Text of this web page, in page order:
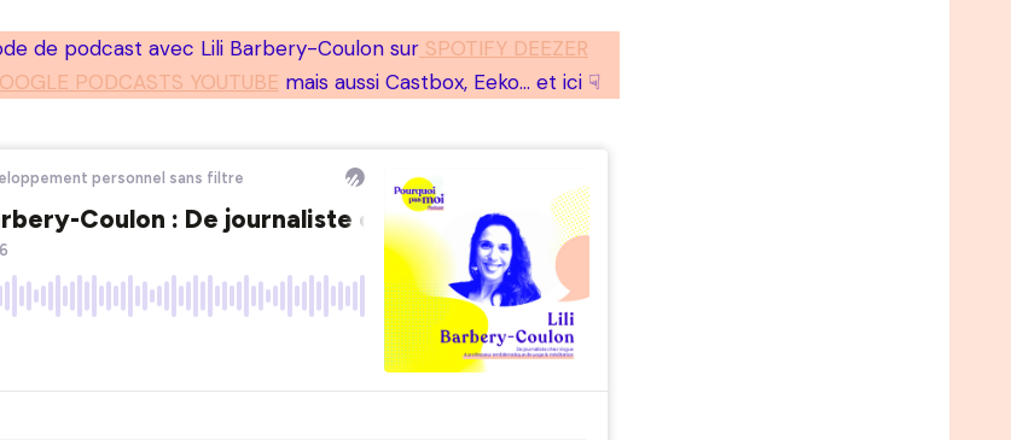
de podcast avec Lili Barbery-Coulon sur SPOTIFY DEEZER
PODCASTS YOUTUBE mais aussi Castbox, Eeko… et ici ☟